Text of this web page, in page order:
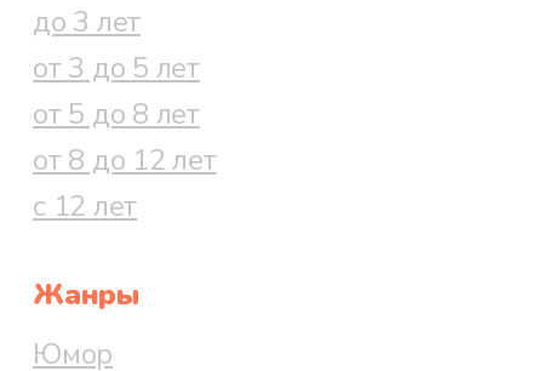
до 3 лет
от 3 до 5 лет
от 5 до 8 лет
от 8 до 12 лет
с 12 лет
Жанры
Юмор